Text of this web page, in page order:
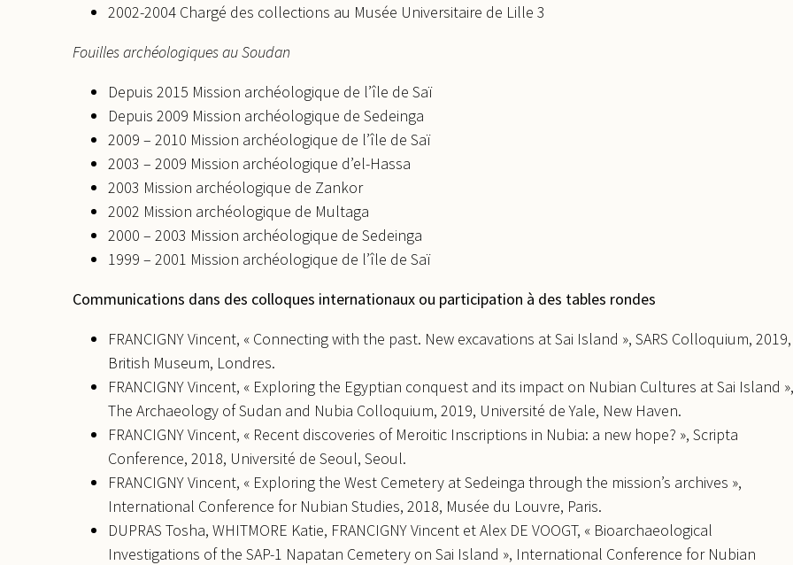
2002-2004 Chargé des collections au Musée Universitaire de Lille 3
Fouilles archéologiques au Soudan
Depuis 2015 Mission archéologique de l’île de Saï
Depuis 2009 Mission archéologique de Sedeinga
2009 – 2010 Mission archéologique de l’île de Saï
2003 – 2009 Mission archéologique d’el-Hassa
2003 Mission archéologique de Zankor
2002 Mission archéologique de Multaga
2000 – 2003 Mission archéologique de Sedeinga
1999 – 2001 Mission archéologique de l’île de Saï
Communications dans des colloques internationaux ou participation à des tables rondes
FRANCIGNY Vincent, « Connecting with the past. New excavations at Sai Island », SARS Colloquium, 2019,
British Museum, Londres.
FRANCIGNY Vincent, « Exploring the Egyptian conquest and its impact on Nubian Cultures at Sai Island »,
The Archaeology of Sudan and Nubia Colloquium, 2019, Université de Yale, New Haven.
FRANCIGNY Vincent, « Recent discoveries of Meroitic Inscriptions in Nubia: a new hope? », Scripta
Conference, 2018, Université de Seoul, Seoul.
FRANCIGNY Vincent, « Exploring the West Cemetery at Sedeinga through the mission’s archives »,
International Conference for Nubian Studies, 2018, Musée du Louvre, Paris.
DUPRAS Tosha, WHITMORE Katie, FRANCIGNY Vincent et Alex DE VOOGT, « Bioarchaeological
Investigations of the SAP-1 Napatan Cemetery on Sai Island », International Conference for Nubian